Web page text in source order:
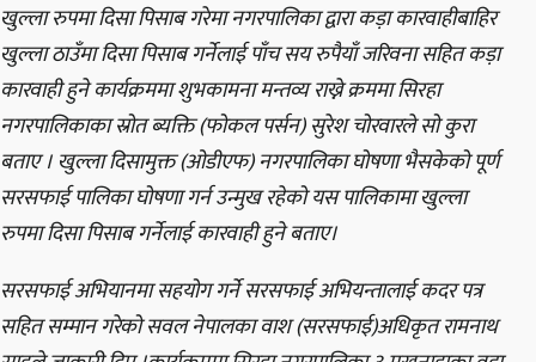
खुल्ला रुपमा दिसा पिसाब गरेमा नगरपालिका द्वारा कड़ा कारवाहीबाहिर
खुल्ला ठाउँमा दिसा पिसाब गर्नेलाई पाँच सय रुपैयाँ जरिवना सहित कड़ा
कारवाही हुने कार्यक्रममा शुभकामना मन्तव्य राख्ने क्रममा सिरहा
नगरपालिकाका स्रोत ब्यक्ति (फोकल पर्सन) सुरेश चोरवारले सो कुरा
बताए । खुल्ला दिसामुक्त (ओडीएफ) नगरपालिका घोषणा भैसकेको पूर्ण
सरसफाई पालिका घोषणा गर्न उन्मुख रहेको यस पालिकामा खुल्ला
रुपमा दिसा पिसाब गर्नेलाई कारवाही हुने बताए।
सरसफाई अभियानमा सहयोग गर्ने सरसफाई अभियन्तालाई कदर पत्र
सहित सम्मान गरेको सवल नेपालका वाश (सरसफाई)अधिकृत रामनाथ